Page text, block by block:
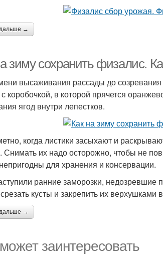
→
зиму сохранить физалис.
высаживания рассады до
коробочкой, в которой прячется
ягод внутри лепестков.
когда листики засыхают и
Снимать их надо осторожно, чтобы не
для хранения и консервации.
ранние заморозки,
кусты и закрепить их верхушками
→
заинтересовать